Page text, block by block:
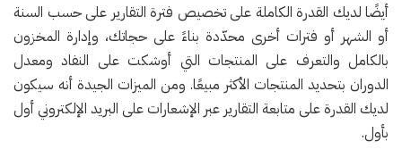
أيضًا لديك القدرة الكاملة على تخصيص فترة التقارير على حسب السنة
أو الشهر أو فترات أخرى محدّدة بناءً على حجاتك، وإدارة المخزون
بالكامل والتعرف على المنتجات التي أوشكت على النفاد ومعدل
الدوران بتحديد المنتجات الأكثر مبيعًا. ومن الميزات الجيدة أنه سيكون
لديك القدرة على متابعة التقارير عبر الإشعارات على البريد الإلكتروني أول
بأول.